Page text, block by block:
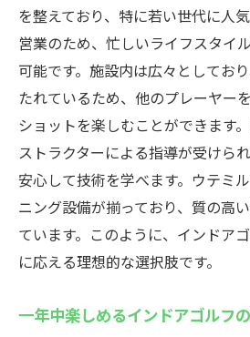
を整えており、特に若い世代に人
営業のため、忙しいライフスタイ
可能です。施設内は広々としてお
たれているため、他のプレーヤー
ショットを楽しむことができます
ストラクターによる指導が受けら
安心して技術を学べます。ウテミ
ニング設備が揃っており、質の高
ています。このように、インドア
に応える理想的な選択肢です。
一年中楽しめるインドアゴルフ